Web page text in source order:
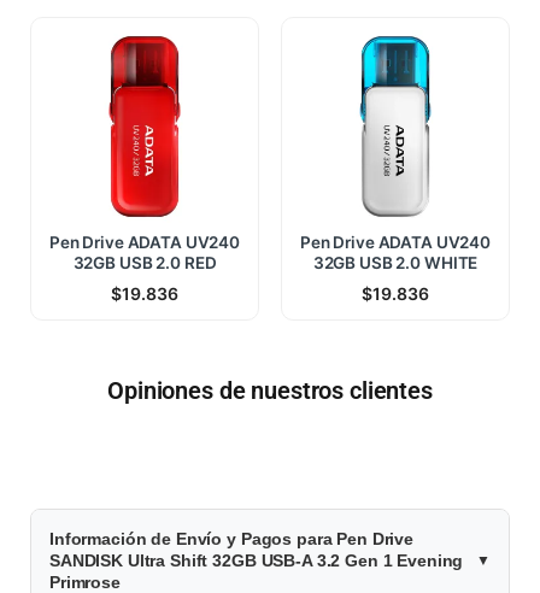
Pen Drive ADATA UV240
32GB USB 2.0 RED
$19.836
Pen Drive ADATA UV240
32GB USB 2.0 WHITE
$19.836
Opiniones de nuestros clientes
$
2
Información de Envío y Pagos para Pen Drive
SANDISK Ultra Shift 32GB USB-A 3.2 Gen 1 Evening
Primrose